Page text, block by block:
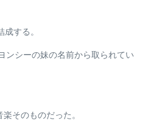
する。
ンシーの妹の名前から取られてい
そのものだった。